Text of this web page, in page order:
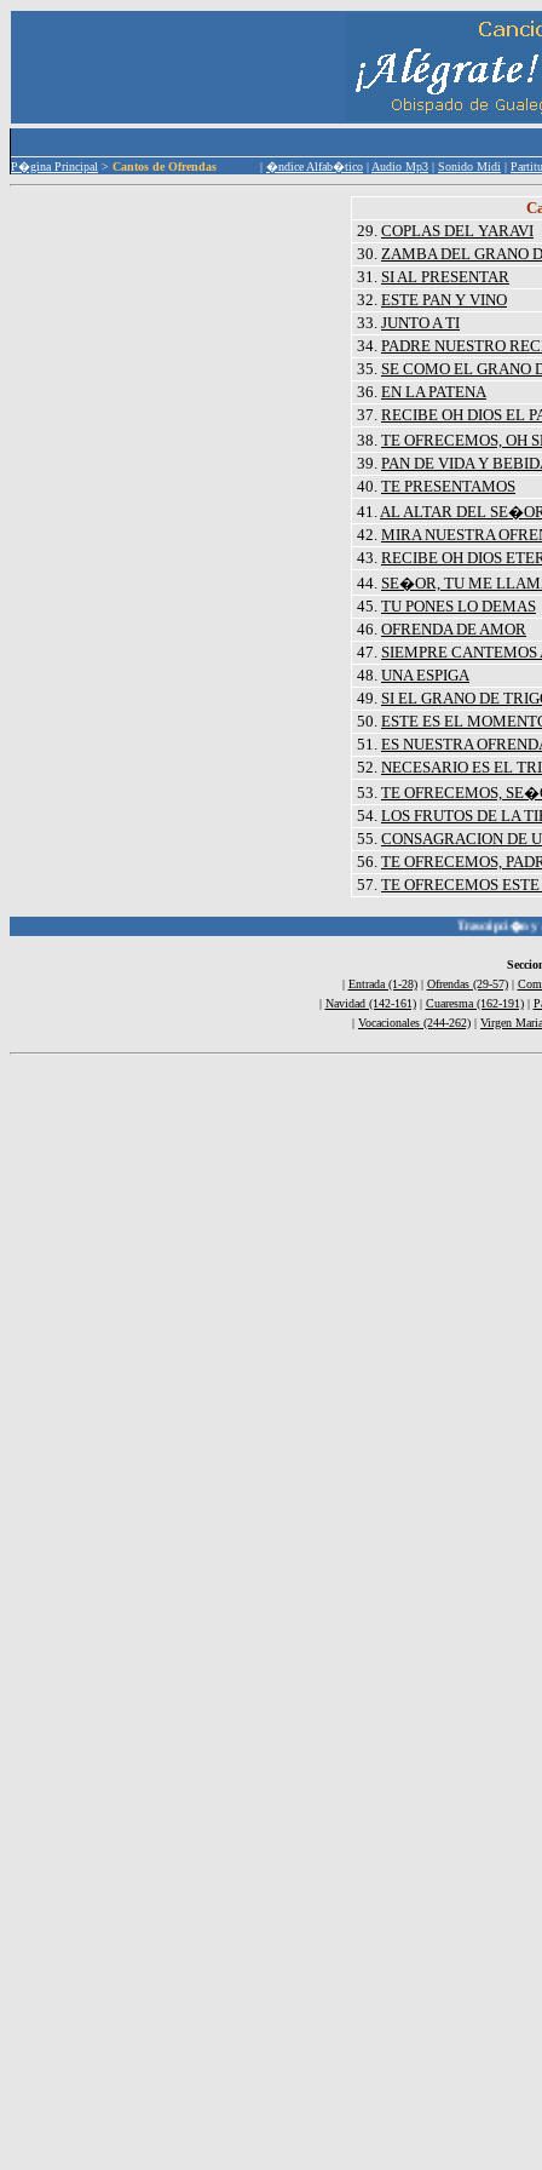
P�gina Principal > Cantos de Ofrendas | �ndice Alfab�tico | Audio Mp3 | Sonido Midi |
29. COPLAS DEL YARAVI
30. ZAMBA DEL GRANO
31. SI AL PRESENTAR
32. ESTE PAN Y VINO
33. JUNTO A TI
34. PADRE NUESTRO
35. SE COMO EL GRANO
36. EN LA PATENA
37. RECIBE OH DIOS EL
38. TE OFRECEMOS, OH
39. PAN DE VIDA Y
40. TE PRESENTAMOS
41.AL ALTAR DEL
42. MIRA NUESTRA
43. RECIBE OH DIOS
44. SE�OR, TU ME
45. TU PONES LO DEMAS
46. OFRENDA DE AMOR
47. SIEMPRE CANTEMOS
48. UNA ESPIGA
49. SI EL GRANO DE
50. ESTE ES EL
51. ES NUESTRA
52. NECESARIO ES EL
53. TE OFRECEMOS,
54. LOS FRUTOS DE LA
55. CONSAGRACION DE
56. TE OFRECEMOS,
57. TE OFRECEMOS ESTE
Trascripci�n y
| Entrada (1-28)| Ofrendas (29-57)|
| Navidad (142-161)| Cuaresma (162-191)|
| Vocacionales (244-262) | Virgen